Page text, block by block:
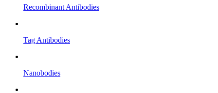
Recombinant Antibodies
Tag Antibodies
Nanobodies